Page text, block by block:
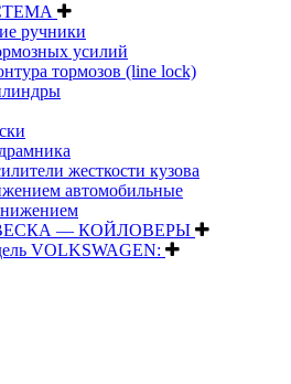
ручники
усилий
тормозов (line lock)
жесткости кузова
автомобильные
— КОЙЛОВЕРЫ
VOLKSWAGEN: